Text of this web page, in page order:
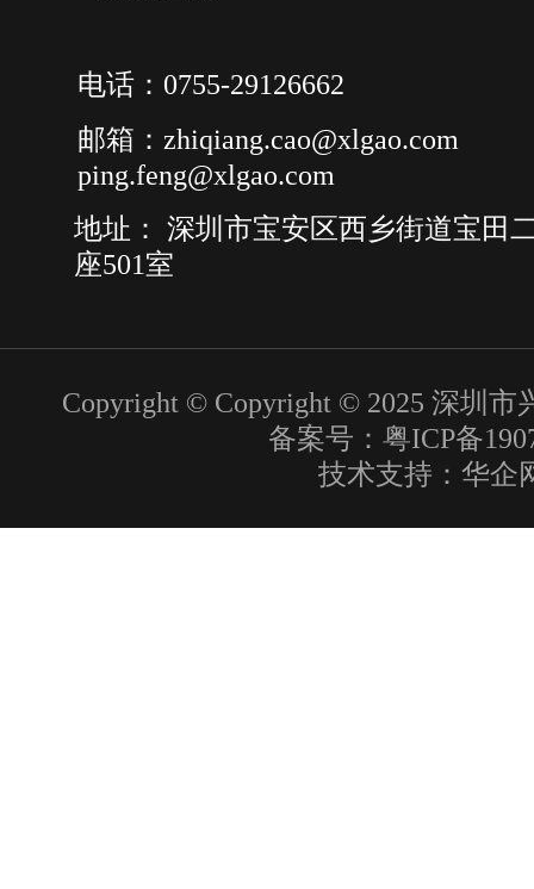
电话：0755-29126662
邮箱：zhiqiang.cao@xlgao.com
ping.feng@xlgao.com
地址： 深圳市宝安区西乡街道宝田
座501室
Copyright © Copyright © 2025 深圳
备案号：粤ICP备
技术支持： 华企